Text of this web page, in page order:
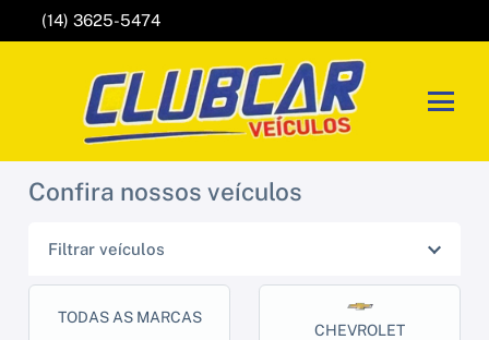
(14) 3625-5474
Confira nossos veículos
Filtrar veículos
TODAS AS MARCAS
CHEVROLET